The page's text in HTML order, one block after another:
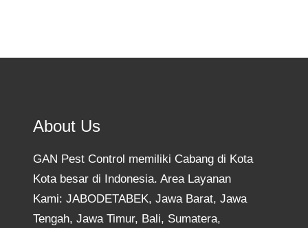
About Us
GAN Pest Control memiliki Cabang di Kota
Kota besar di Indonesia. Area Layanan
Kami: JABODETABEK, Jawa Barat, Jawa
Tengah, Jawa Timur, Bali, Sumatera,